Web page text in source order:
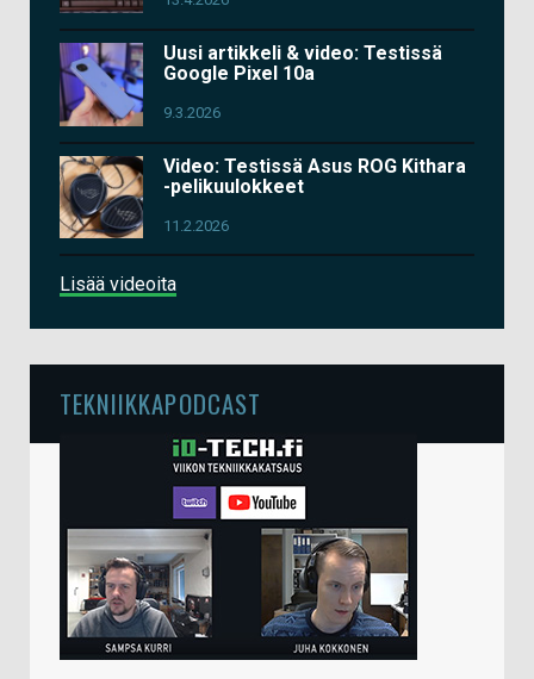
Uusi artikkeli & video: Testissä
Google Pixel 10a
9.3.2026
Video: Testissä Asus ROG Kithara
-pelikuulokkeet
11.2.2026
Lisää videoita
TEKNIIKKAPODCAST